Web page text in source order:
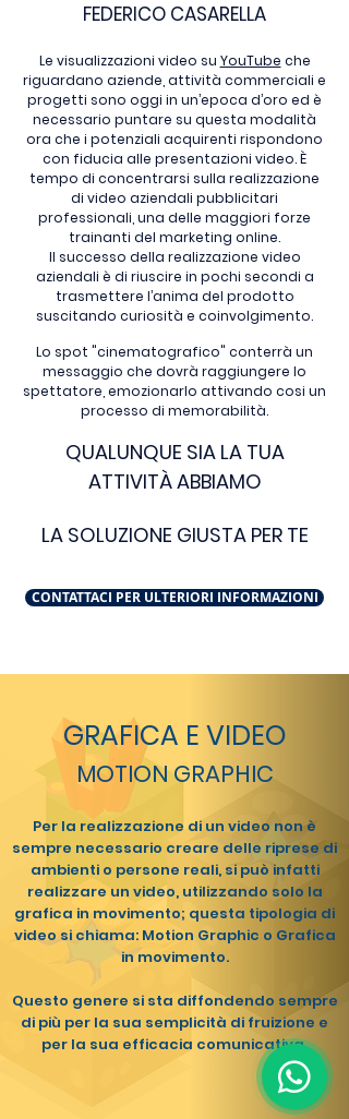
FEDERICO CASARELLA
Le visualizzazioni video su YouTube che
riguardano aziende, attività commerciali e
progetti sono oggi in un’epoca d’oro ed è
necessario puntare su questa modalità
ora che i potenziali acquirenti rispondono
con fiducia alle presentazioni video. È
tempo di concentrarsi sulla realizzazione
di video aziendali pubblicitari
professionali, una delle maggiori forze
trainanti del marketing online.
Il successo della realizzazione video
aziendali è di riuscire in pochi secondi a
trasmettere l’anima del prodotto
suscitando curiosità e coinvolgimento.
Lo spot "cinematografico" conterrà un
messaggio che dovrà raggiungere lo
spettatore, emozionarlo attivando cosi un
processo di memorabilità.
QUALUNQUE SIA LA TUA
ATTIVITÀ ABBIAMO
LA SOLUZIONE GIUSTA PER TE
CONTATTACI PER ULTERIORI INFORMAZIONI
GRAFICA E VIDEO
MOTION GRAPHIC
Per la realizzazione di un video non è
sempre necessario creare delle riprese di
ambienti o persone reali, si può infatti
realizzare un video, utilizzando solo la
grafica in movimento; questa tipologia di
video si chiama: Motion Graphic o Grafica
in movimento.
Questo genere si sta diffondendo sempre
di più per la sua semplicità di fruizione e
per la sua efficacia comunicativa.